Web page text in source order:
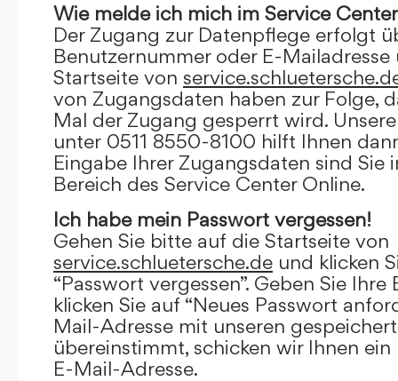
Wie melde ich mich im Service
Der Zugang zur Datenpflege erfolgt
Benutzernummer oder E-
Startseite von
von Zugangsdaten haben zur Folge,
Mal der Zugang gesperrt wird.
unter 0511 8550-8100 hilft Ihnen
Eingabe Ihrer Zugangsdaten sind Sie
Bereich des Service Center Online.
Ich habe mein Passwort vergessen!
Gehen Sie bitte auf die Startseite von
service.schluetersche.de und klicken
“Passwort vergessen”. Geben Sie
klicken Sie auf “Neues Passwort
Mail-Adresse mit unseren
übereinstimmt, schicken wir Ihnen
E-Mail-Adresse.